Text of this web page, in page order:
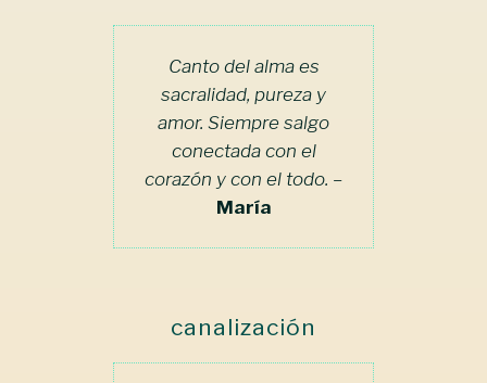
Canto del alma es
sacralidad, pureza y
amor. Siempre salgo
conectada con el
corazón y con el todo. –
María
canalización